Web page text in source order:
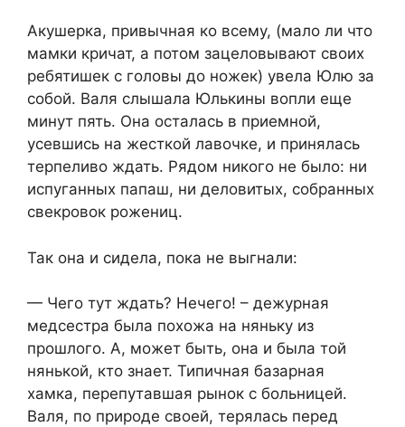
Акушерка, привычная ко всему, (мало ли что
мамки кричат, а потом зацеловывают своих
ребятишек с головы до ножек) увела Юлю за
собой. Валя слышала Юлькины вопли еще
минут пять. Она осталась в приемной,
усевшись на жесткой лавочке, и принялась
терпеливо ждать. Рядом никого не было: ни
испуганных папаш, ни деловитых, собранных
свекровок рожениц.
Так она и сидела, пока не выгнали:
— Чего тут ждать? Нечего! – дежурная
медсестра была похожа на няньку из
прошлого. А, может быть, она и была той
нянькой, кто знает. Типичная базарная
хамка, перепутавшая рынок с больницей.
Валя, по природе своей, терялась перед